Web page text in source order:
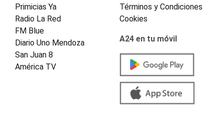
Primicias Ya
Radio La Red
FM Blue
Diario Uno Mendoza
San Juan 8
América TV
Términos y Condiciones
Cookies
A24 en tu móvil